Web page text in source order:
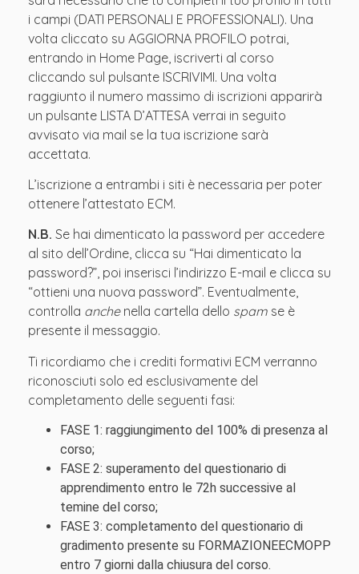
i campi (DATI PERSONALI E PROFESSIONALI). Una
volta cliccato su AGGIORNA PROFILO potrai,
entrando in Home Page, iscriverti al corso
cliccando sul pulsante ISCRIVIMI. Una volta
raggiunto il numero massimo di iscrizioni apparirà
un pulsante LISTA D’ATTESA verrai in seguito
avvisato via mail se la tua iscrizione sarà
accettata.
L’iscrizione a entrambi i siti è necessaria per poter
ottenere l’attestato ECM.
N.B. Se hai dimenticato la password per accedere
al sito dell’Ordine, clicca su “Hai dimenticato la
password?”, poi inserisci l’indirizzo E-mail e clicca su
“ottieni una nuova password”. Eventualmente,
controlla anchenella cartella dello spam se è
presente il messaggio.
Ti ricordiamo che i crediti formativi ECM verranno
riconosciuti solo ed esclusivamente del
completamento delle seguenti fasi:
FASE 1: raggiungimento del 100% di presenza al
corso;
FASE 2: superamento del questionario di
apprendimento entro le 72h successive al
temine del corso;
FASE 3: completamento del questionario di
gradimento presente su FORMAZIONEECMOPP
entro 7 giorni dalla chiusura del corso.